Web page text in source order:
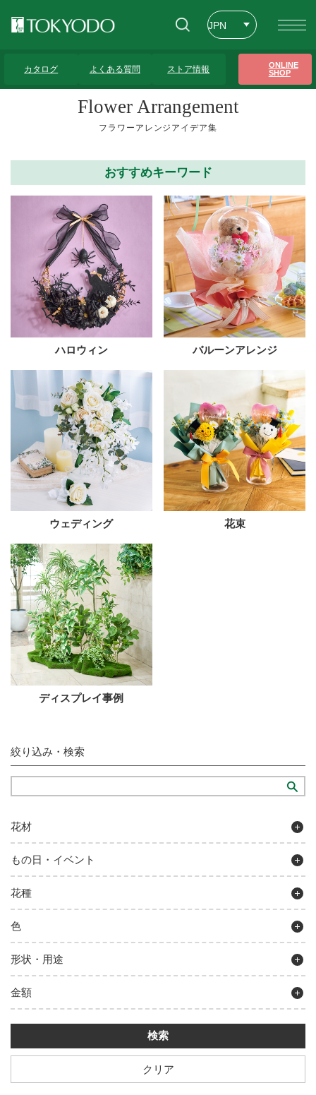
JPN
カタログ よくある質問 ストア情報
ONLINE
SHOP
30ページ
Flower Arrangement
フラワーアレンジアイデア集
おすすめキーワード
ハロウィン バルーンアレンジ
ウェディング 花束
ディスプレイ事例
絞り込み・検索
花材
もの日・イベント
花種
色
形状・用途
金額
クリア